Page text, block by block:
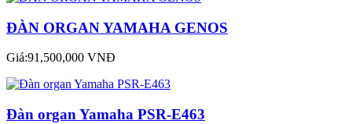
ĐÀN ORGAN YAMAHA GENOS
Giá:91,500,000 VNĐ
Đàn organ Yamaha PSR-E463